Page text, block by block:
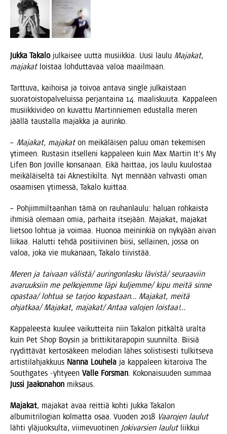
Juk­ka Taka­lojul­kai­see uut­ta musiik­kia. Uusi lau­lu Maja­kat,
maja­katlois­taa loh­dut­ta­vaa valoa maailmaan.
Tart­tu­va, kai­hoi­sa ja toi­voa anta­va single jul­kais­taan
suo­ra­tois­to­pal­ve­luis­sa per­jan­tai­na 14. maa­lis­kuu­ta. Kap­pa­leen
musiik­ki­vi­deo on kuvat­tu Mar­tin­nie­men edus­tal­la meren
jääl­lä taus­tal­la majak­ka ja aurinko.
– Maja­kat, maja­katon mei­kä­läi­sen paluu oman teke­mi­sen
yti­meen. Rus­ta­sin itsel­le­ni kap­pa­leen kuin Max Mar­tin It’s My
Lifen Bon Jovil­le kon­sa­naan. Eikä hait­taa, jos lau­lu kuu­los­taa
mei­kä­läi­sel­tä tai Aknes­ti­kil­ta. Nyt men­nään vah­vas­ti oman
osaa­mi­sen yti­mes­sä, Taka­lo kuittaa.
– Poh­jim­mil­taan­han tämä on rau­han­lau­lu: haluan roh­kais­ta
ihmi­siä ole­maan omia, par­hai­ta itse­jään. Maja­kat, maja­kat
liet­soo loh­tua ja voi­maa. Huo­noa mei­nin­kiä on nyky­ään aivan
lii­kaa. Halut­ti teh­dä posi­tii­vi­nen bii­si, sel­lai­nen, jos­sa on
valoa, joka vie muka­naan, Taka­lo tiivistää.
Meren ja tai­vaan välistä/ aurin­gon­las­ku lävistä/ seu­raa­viin
ava­ruuk­siin me pel­ko­jem­me läpi kuljemme/ kipu mei­tä sin­ne
opastaa/ loh­tua se tar­joo kopas­taan… Maja­kat, mei­tä
ohjatkaa/ Maja­kat, majakat/ Antaa valo­jen loistaa!…
Kap­pa­lees­ta kuu­lee vai­kut­tei­ta niin Taka­lon pit­käl­tä ural­ta
kuin Pet Shop Boy­sin ja brit­ti­ki­ta­ra­po­pin suun­nil­ta. Bii­siä
ryy­dit­tä­vät ker­to­sä­keen melo­dian lähes solis­ti­ses­ti tul­kit­se­va
artis­ti­lah­jak­kuus Nan­na Lou­he­la ja kap­pa­leen kita­roi­va The
South­ga­tes ‑yhtyeen Val­le Fors­man. Koko­nai­suu­den sum­maa
Jus­si Jaa­ko­na­hon miksaus.
Maja­kat, maja­kat avaa reit­tiä koh­ti Juk­ka Taka­lon
albu­mit­ri­lo­gian kol­mat­ta osaa. Vuo­den 2018 Vaa­ro­jen lau­lut
läh­ti ylä­juok­sul­ta, vii­me­vuo­ti­nen Joki­var­sien lau­lutliik­kui